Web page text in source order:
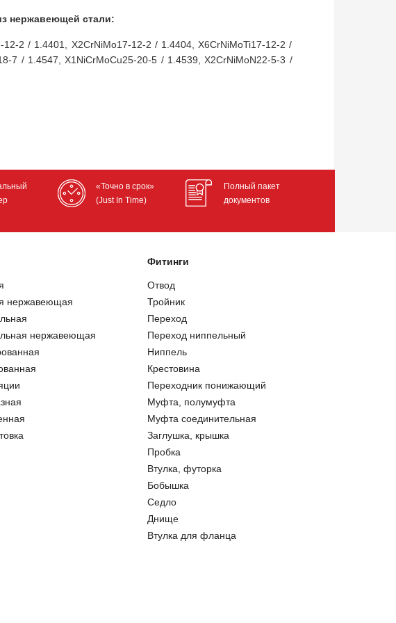
нержавеющей стали:
2 / 1.4401, X2CrNiMo17-12-2 / 1.4404, X6CrNiMoTi17-12-2 /
7 / 1.4547, X1NiCrMoCu25-20-5 / 1.4539, X2CrNiMoN22-5-3 /
«Точно в срок»
(Just In Time)
Полный пакет
документов
нержавеющая
нержавеющая
Фитинги
Отвод
Тройник
Переход
Переход ниппельный
Ниппель
Крестовина
Переходник понижающий
Муфта, полумуфта
Муфта соединительная
Заглушка, крышка
Пробка
Втулка, футорка
Бобышка
Седло
Днище
Втулка для фланца